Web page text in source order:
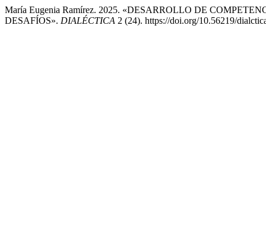
María Eugenia Ramírez. 2025. «DESARROLLO DE
DESAFÍOS». DIALÉCTICA 2 (24). https://doi.org/10.56219/